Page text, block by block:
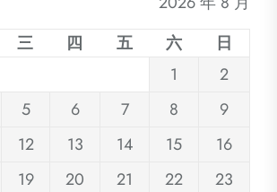
三 四 五 六
日
1
2
5 6 7 8
9
12 13 14 15
16
19 20 21 22
23